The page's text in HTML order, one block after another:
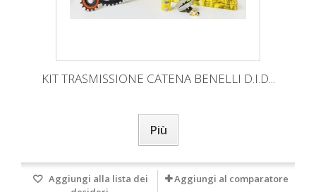
KIT TRASMISSIONE CATENA BENELLI D.I.D...
Più
Aggiungi alla lista dei
Aggiungi al comparatore